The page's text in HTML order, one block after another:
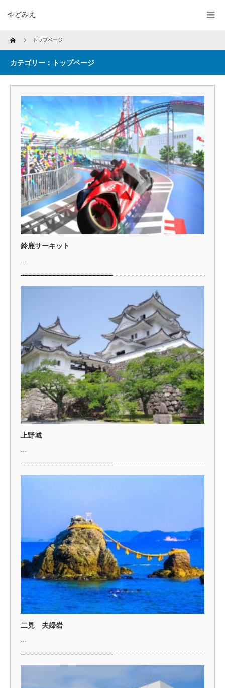
やどみえ
Home トップページ
カテゴリー：トップページ
鈴鹿サーキット
上野城
…
二見 夫婦岩